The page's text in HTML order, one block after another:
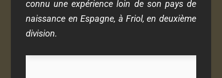
connu une expérience loin de son pays de
naissance en Espagne, à Friol, en deuxième
division.